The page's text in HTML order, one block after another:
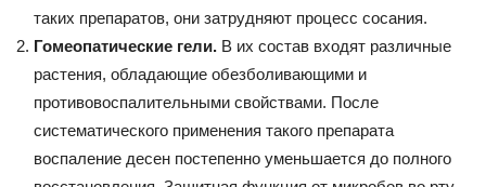
таких препаратов, они затрудняют процесс сосания.
Гомеопатические гели. В их состав входят различные
растения, обладающие обезболивающими и
противовоспалительными свойствами. После
систематического применения такого препарата
воспаление десен постепенно уменьшается до полного